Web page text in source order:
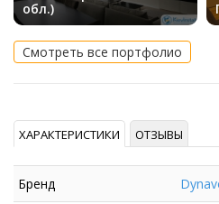
обл.)
Смотреть все портфолио
ХАРАКТЕРИСТИКИ ОТЗЫВЫ
Бренд